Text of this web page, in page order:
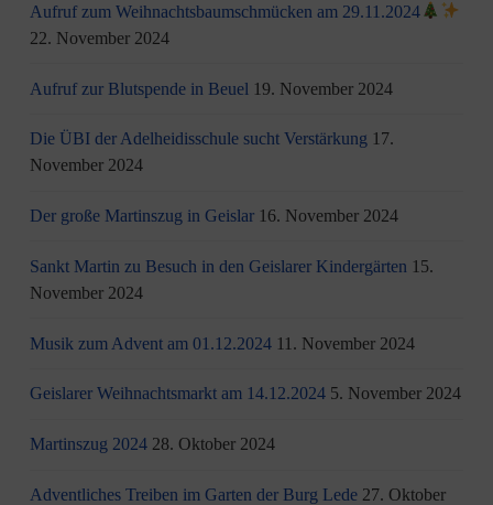
Aufruf zum Weihnachtsbaumschmücken am 29.11.2024
22. November 2024
Aufruf zur Blutspende in Beuel 19. November 2024
Die ÜBI der Adelheidisschule sucht Verstärkung 17.
November 2024
Der große Martinszug in Geislar 16. November 2024
Sankt Martin zu Besuch in den Geislarer Kindergärten 15.
November 2024
Musik zum Advent am 01.12.2024 11. November 2024
Geislarer Weihnachtsmarkt am 14.12.2024 5. November 2024
Martinszug 2024 28. Oktober 2024
Adventliches Treiben im Garten der Burg Lede 27. Oktober